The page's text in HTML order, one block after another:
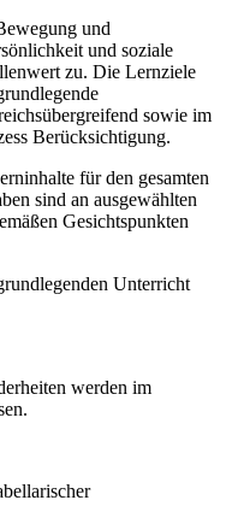
und
und soziale
zu. Die Lernziele
sowie im
Berücksichtigung.
für den gesamten
sind an ausgewählten
Gesichtspunkten
Unterricht
werden im